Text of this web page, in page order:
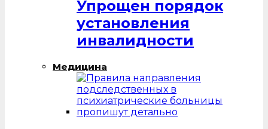
Упрощен порядок
установления
инвалидности
Медицина